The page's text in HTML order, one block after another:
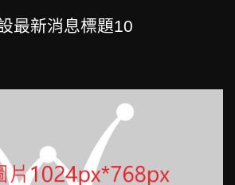
最新消息標題10